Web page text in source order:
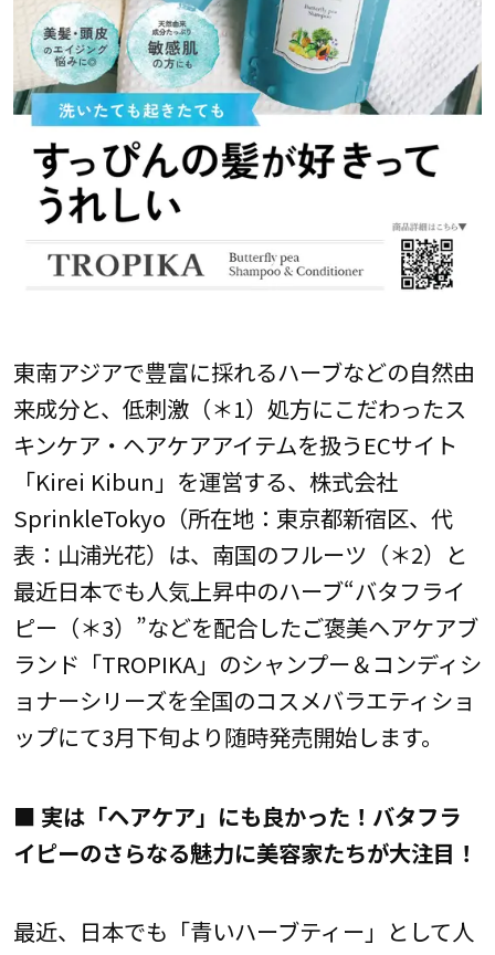
東南アジアで豊富に採れるハーブなどの自然由
来成分と、低刺激（＊1）処方にこだわったス
キンケア・ヘアケアアイテムを扱うECサイト
「Kirei Kibun」を運営する、株式会社
SprinkleTokyo（所在地：東京都新宿区、代
表：山浦光花）は、南国のフルーツ（＊2）と
最近日本でも人気上昇中のハーブ“バタフライ
ピー（＊3）”などを配合したご褒美ヘアケアブ
ランド「TROPIKA」のシャンプー＆コンディシ
ョナーシリーズを全国のコスメバラエティショ
ップにて3月下旬より随時発売開始します。
■ 実は「ヘアケア」にも良かった！バタフラ
イピーのさらなる魅力に美容家たちが大注目！
最近、日本でも「青いハーブティー」として人